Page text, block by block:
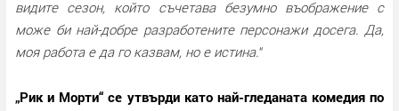
видите сезон, който съчетава безумно въображение с
може би най-добре разработените персонажи досега. Да,
моя работа е да го казвам, но е истина.“
„Рик и Морти“ се утвърди като най-гледаната комедия по